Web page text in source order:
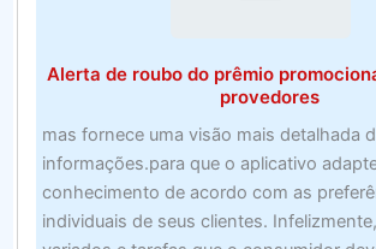
Alerta de roubo do prêmio
provedores
mas fornece uma visão mais detalhada
informações.para que o aplicativo
conhecimento de acordo com as
individuais de seus clientes.